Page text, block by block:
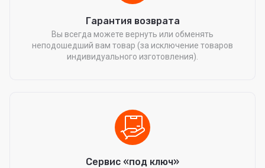
Гарантия возврата
Вы всегда можете вернуть или обменять
неподошедший вам товар (за исключение товаров
индивидуального изготовления).
Сервис «под ключ»